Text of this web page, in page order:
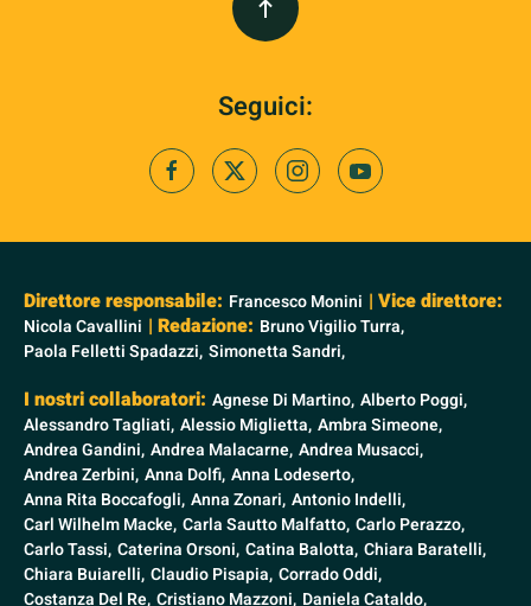
Seguici:
Direttore responsabile: Francesco Monini | Vice direttore:
Nicola Cavallini | Redazione: Bruno Vigilio Turra,
Paola Felletti Spadazzi, Simonetta Sandri,
I nostri collaboratori: Agnese Di Martino, Alberto Poggi,
Alessandro Tagliati, Alessio Miglietta, Ambra Simeone,
Andrea Gandini, Andrea Malacarne, Andrea Musacci,
Andrea Zerbini, Anna Dolfi, Anna Lodeserto,
Anna Rita Boccafogli, Anna Zonari, Antonio Indelli,
Carl Wilhelm Macke, Carla Sautto Malfatto, Carlo Perazzo,
Carlo Tassi, Caterina Orsoni, Catina Balotta, Chiara Baratelli,
Chiara Buiarelli, Claudio Pisapia, Corrado Oddi,
Costanza Del Re, Cristiano Mazzoni, Daniela Cataldo,